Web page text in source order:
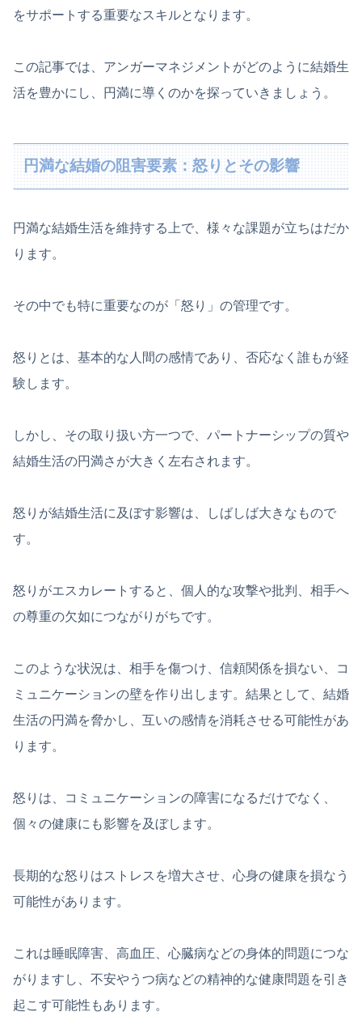
をサポートする重要なスキルとなります。
この記事では、アンガーマネジメントがどのように結婚生
活を豊かにし、円満に導くのかを探っていきましょう。
円満な結婚の阻害要素：怒りとその影響
円満な結婚生活を維持する上で、様々な課題が立ちはだか
ります。
その中でも特に重要なのが「怒り」の管理です。
怒りとは、基本的な人間の感情であり、否応なく誰もが経
験します。
しかし、その取り扱い方一つで、パートナーシップの質や
結婚生活の円満さが大きく左右されます。
怒りが結婚生活に及ぼす影響は、しばしば大きなもので
す。
怒りがエスカレートすると、個人的な攻撃や批判、相手へ
の尊重の欠如につながりがちです。
このような状況は、相手を傷つけ、信頼関係を損ない、コ
ミュニケーションの壁を作り出します。結果として、結婚
生活の円満を脅かし、互いの感情を消耗させる可能性があ
ります。
怒りは、コミュニケーションの障害になるだけでなく、
個々の健康にも影響を及ぼします。
長期的な怒りはストレスを増大させ、心身の健康を損なう
可能性があります。
これは睡眠障害、高血圧、心臓病などの身体的問題につな
がりますし、不安やうつ病などの精神的な健康問題を引き
起こす可能性もあります。